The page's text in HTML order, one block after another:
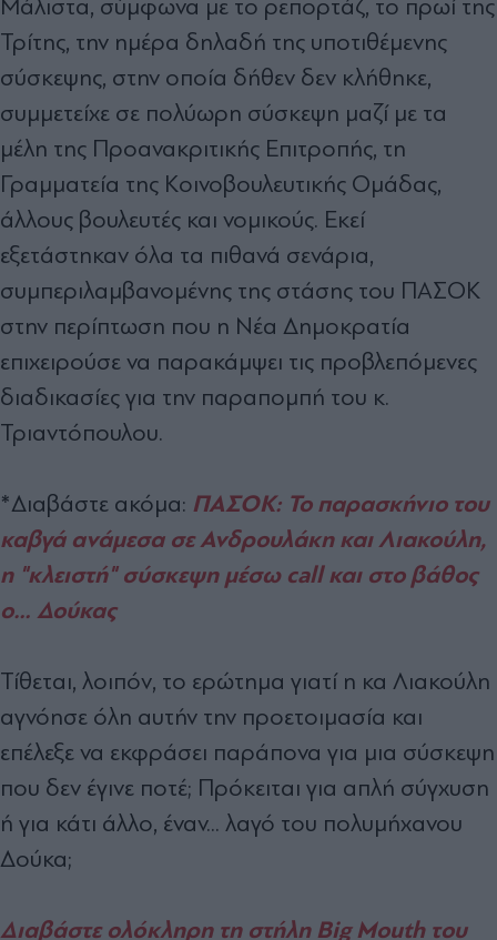
Μάλιστα, σύμφωνα με το ρεπορτάζ, το πρωί της
Τρίτης, την ημέρα δηλαδή της υποτιθέμενης
σύσκεψης, στην οποία δήθεν δεν κλήθηκε,
συμμετείχε σε πολύωρη σύσκεψη μαζί με τα
μέλη της Προανακριτικής Επιτροπής, τη
Γραμματεία της Κοινοβουλευτικής Ομάδας,
άλλους βουλευτές και νομικούς. Εκεί
εξετάστηκαν όλα τα πιθανά σενάρια,
συμπεριλαμβανομένης της στάσης του ΠΑΣΟΚ
στην περίπτωση που η Νέα Δημοκρατία
επιχειρούσε να παρακάμψει τις προβλεπόμενες
διαδικασίες για την παραπομπή του κ.
Τριαντόπουλου.
*Διαβάστε ακόμα: ΠΑΣΟΚ: Το παρασκήνιο του
καβγά ανάμεσα σε Ανδρουλάκη και Λιακούλη,
η "κλειστή" σύσκεψη μέσω call και στο βάθος
ο… Δούκας
Τίθεται, λοιπόν, το ερώτημα γιατί η κα Λιακούλη
αγνόησε όλη αυτήν την προετοιμασία και
επέλεξε να εκφράσει παράπονα για μια σύσκεψη
που δεν έγινε ποτέ; Πρόκειται για απλή σύγχυση
ή για κάτι άλλο, έναν... λαγό του πολυμήχανου
Δούκα;
Διαβάστε ολόκληρη τη στήλη Big Mouth του